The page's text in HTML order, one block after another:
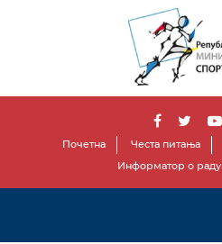
Почетна Честа питања
Информатор о раду